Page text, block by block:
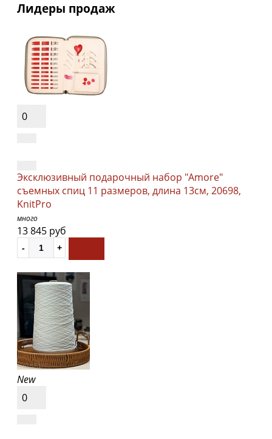
Лидеры продаж
0
Эксклюзивный подарочный набор "Amore"
съемных спиц 11 размеров, длина 13см, 20698,
KnitPro
много
13 845 руб
New
0